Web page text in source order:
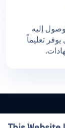
إليه
تعليماً